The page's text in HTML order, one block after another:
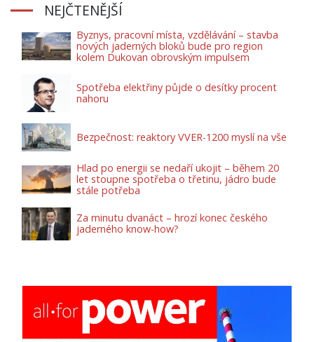
NEJČTENĚJŠÍ
Byznys, pracovní místa, vzdělávání – stavba
nových jaderných bloků bude pro region
kolem Dukovan obrovským impulsem
Spotřeba elektřiny půjde o desítky procent
nahoru
Bezpečnost: reaktory VVER-1200 myslí na vše
Hlad po energii se nedaří ukojit – během 20
let stoupne spotřeba o třetinu, jádro bude
stále potřeba
Za minutu dvanáct – hrozí konec českého
jaderného know-how?